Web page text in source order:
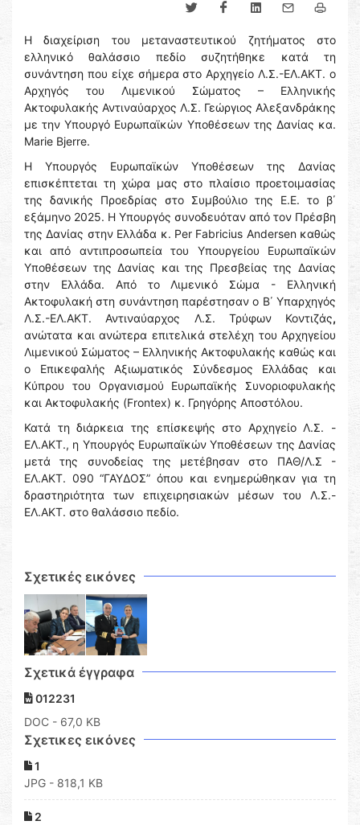
Η διαχείριση του μεταναστευτικού ζητήματος στο
ελληνικό θαλάσσιο πεδίο συζητήθηκε κατά τη
συνάντηση που είχε σήμερα στο Αρχηγείο Λ.Σ.-ΕΛ.ΑΚΤ. ο
Αρχηγός του Λιμενικού Σώματος – Ελληνικής
Ακτοφυλακής Αντιναύαρχος Λ.Σ. Γεώργιος Αλεξανδράκης
με την Υπουργό Ευρωπαϊκών Υποθέσεων της Δανίας κα.
Marie Bjerre.
Η Υπουργός Ευρωπαϊκών Υποθέσεων της Δανίας
επισκέπτεται τη χώρα μας στο πλαίσιο προετοιμασίας
της δανικής Προεδρίας στο Συμβούλιο της Ε.Ε. το β΄
εξάμηνο 2025. Η Υπουργός συνοδευόταν από τον Πρέσβη
της Δανίας στην Ελλάδα κ. Per Fabricius Andersen καθώς
και από αντιπροσωπεία του Υπουργείου Ευρωπαϊκών
Υποθέσεων της Δανίας και της Πρεσβείας της Δανίας
στην Ελλάδα. Από το Λιμενικό Σώμα - Ελληνική
Ακτοφυλακή στη συνάντηση παρέστησαν ο Β΄ Υπαρχηγός
Λ.Σ.-ΕΛ.ΑΚΤ. Αντιναύαρχος Λ.Σ. Τρύφων Κοντιζάς,
ανώτατα και ανώτερα επιτελικά στελέχη του Αρχηγείου
Λιμενικού Σώματος – Ελληνικής Ακτοφυλακής καθώς και
ο Επικεφαλής Αξιωματικός Σύνδεσμος Ελλάδας και
Κύπρου του Οργανισμού Ευρωπαϊκής Συνοριοφυλακής
και Ακτοφυλακής (Frontex) κ. Γρηγόρης Αποστόλου.
Κατά τη διάρκεια της επίσκεψής στο Αρχηγείο Λ.Σ. -
ΕΛ.ΑΚΤ., η Υπουργός Ευρωπαϊκών Υποθέσεων της Δανίας
μετά της συνοδείας της μετέβησαν στο ΠΑΘ/Λ.Σ -
ΕΛ.ΑΚΤ. 090 “ΓΑΥΔΟΣ” όπου και ενημερώθηκαν για τη
δραστηριότητα των επιχειρησιακών μέσων του Λ.Σ.-
ΕΛ.ΑΚΤ. στο θαλάσσιο πεδίο.
Σχετικές εικόνες
Σχετικά έγγραφα
012231
DOC - 67,0 KB
Σχετικες εικόνες
1
JPG - 818,1 KB
2